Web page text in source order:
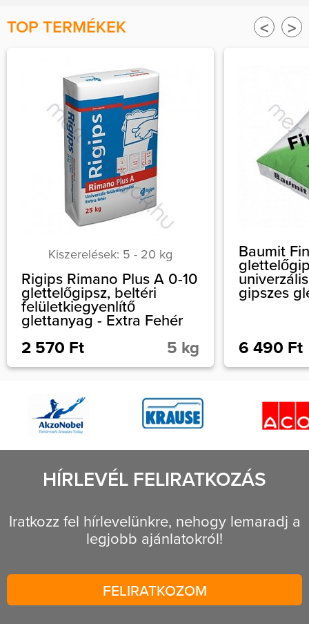
< >
TOP TERMÉKEK
Kiszerelések: 5 - 20 kg
Rigips Rimano Plus A 0-10
glettelőgipsz, beltéri
felületkiegyenlítő
glettanyag - Extra Fehér
2 570 Ft 5 kg
Baumit
gipszes
6 490 Ft
HÍRLEVÉL FELIRATKOZÁS
Iratkozz fel hírlevelünkre, nehogy lemaradj a
legjobb ajánlatokról!
FELIRATKOZOM